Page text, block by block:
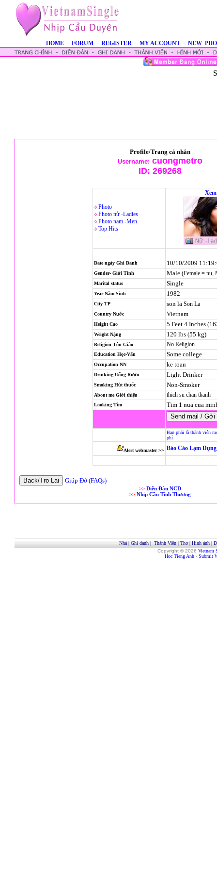
HOME - FORUM - REGISTER - MY ACCOUNT - NEW
Profile/Trang cá nhân
Username: cuongmetro
ID: 269268
Photo
Photo nử -Ladies
Photo nam -Men
Top Hits
Date ngày Ghi Danh 10/10/2009
Gender- Giới Tính Male (Female = nu,
Marital status Single
Year Năm Sinh 1982
City TP son la Son La
Country Nước Vietnam
Height Cao 5 Feet 4 Inches
Weight Nặng 120 lbs (55 kg)
Religion Tôn Giáo No Religion
Education Học-Vấn Some college
Occupation NN ke toan
Drinking Uống Rượu Light Drinker
Smoking Hút thuốc Non-Smoker
About me Giới thiệu thich su chan thanh
Looking Tìm Tim 1 nua cua
Bạn phải là thành viên
phí
Alert webmaster >> Báo Cáo Lạm
Giúp Đở (FAQs)
>> Diễn Đàn NCD
>> Nhịp Cầu Tình Thương
Nhà| Ghi danh| Thành Viên| Thơ| Hình ảnh|
Copyright © 2026 Vietnam
Hoc Tieng Anh - Submit